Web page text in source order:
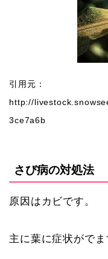
引用元：
http://
3ce7a6b
さび病の対処法
原因はカビです。
主に葉に症状がでま